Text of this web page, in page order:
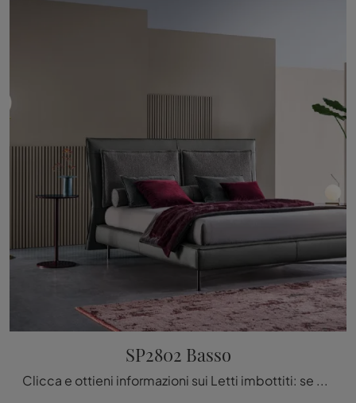
SP2802 Basso
Clicca e ottieni informazioni sui Letti imbottiti: se cerchi modelli matrimoniali design, il modello SP2802 Basso Twils fa per te.